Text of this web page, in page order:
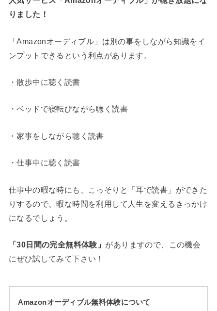
りました！
「Amazonオーディブル」は別の事をしながら知識をイ
ンプットできるという利点があります。
・散歩中に聴く読書
・ベッドで寝転びながら聴く読書
・家事をしながら聴く読書
・仕事中に聴く読書
仕事中の暇な時にも、こっそりと「耳で読書」ができた
りするので、暇な時間を利用して人生を変えるきっかけ
になるでしょう。
「30日間の完全無料体験」 がありますので、この機会
にぜひ試してみて下さい！
Amazonオーディブル無料体験について